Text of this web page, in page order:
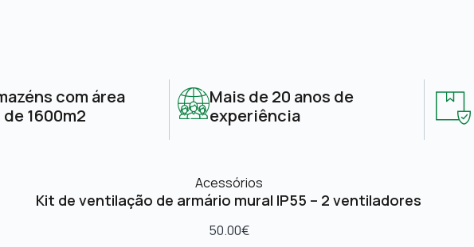
com área
1600m2
Mais de 20 anos de
experiência
Acessórios
Kit de ventilação de armário mural IP55 – 2 ventiladores
50.00€